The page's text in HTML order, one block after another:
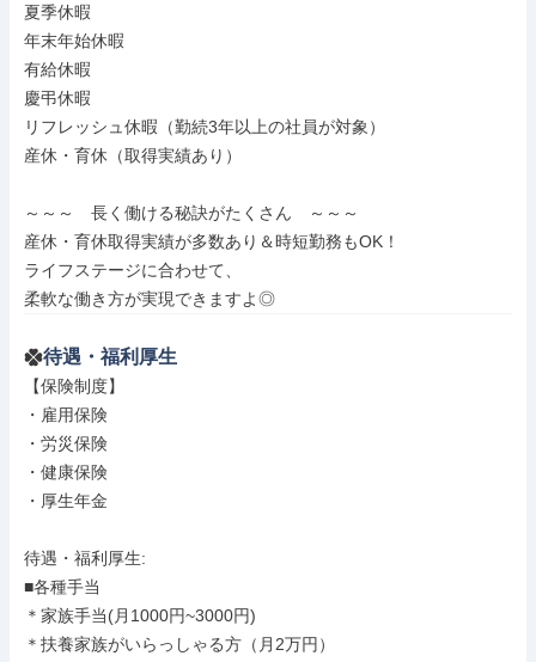
夏季休暇
年末年始休暇
有給休暇
慶弔休暇
リフレッシュ休暇（勤続3年以上の社員が対象）
産休・育休（取得実績あり）
～～～　長く働ける秘訣がたくさん　～～～
産休・育休取得実績が多数あり＆時短勤務もOK！
ライフステージに合わせて、
柔軟な働き方が実現できますよ◎
待遇・福利厚生
【保険制度】
・雇用保険
・労災保険
・健康保険
・厚生年金
待遇・福利厚生:
■各種手当
＊家族手当(月1000円~3000円)
＊扶養家族がいらっしゃる方（月2万円）